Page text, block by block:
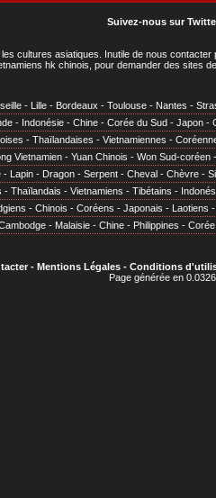
Suivez-nous sur
cultures asiatiques . Inutile de nous
hk chinois, pour demander des sites
- Lille - Bordeaux - Toulouse - Nantes -
- Indonésie - Chine - Corée du Sud - Japon -
- Thaïlandaises - Vietnamiennes -
Vietnamien - Yuan Chinois - Won Sud-coréen
- Lapin - Dragon - Serpent - Cheval - Chèvre -
- Thaïlandais - Vietnamiens - Tibétains -
- Chinois - Coréens - Japonais - Laotiens
- Malaisie - Chine - Philippines - Corée
- Mentions Légales- Conditions
Page générée en